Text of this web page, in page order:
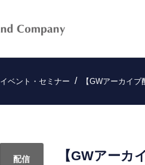
イベント・セミナー 【GWアーカイ
配信
【GWアーカ